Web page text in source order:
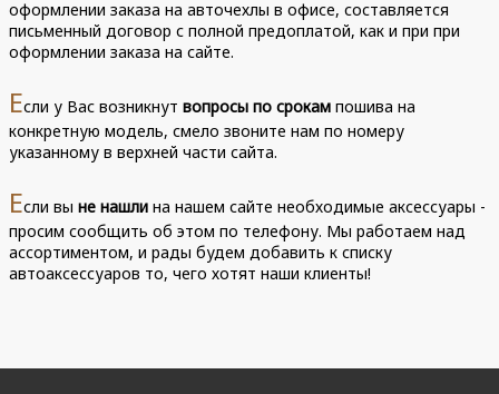
оформлении заказа на авточехлы в офисе, составляется
письменный договор с полной предоплатой, как и при при
оформлении заказа на сайте.
Если у Вас возникнутвопросы по срокам пошива на
конкретную модель, смело звоните нам по номеру
указанному в верхней части сайта.
Если выне нашлина нашем сайте необходимые аксессуары -
просим сообщить об этом по телефону. Мы работаем над
ассортиментом, и рады будем добавить к списку
автоаксессуаров то, чего хотят наши клиенты!